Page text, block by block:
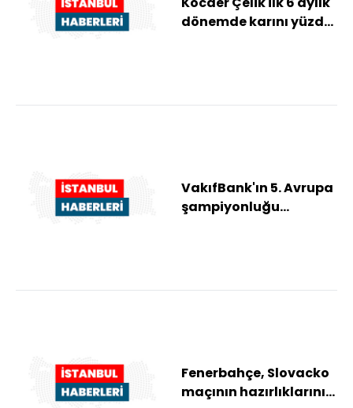
dönemde karını yüzde
VakıfBank'ın 5. Avrupa
şampiyonluğu
Fenerbahçe, Slovacko
maçının hazırlıklarını